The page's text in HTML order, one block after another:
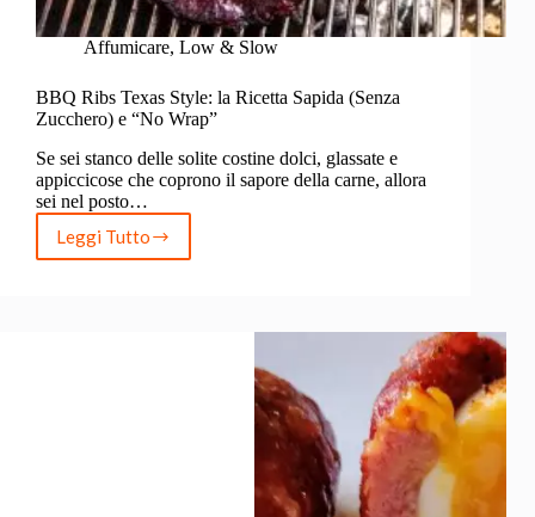
Affumicare, Low & Slow
BBQ Ribs Texas Style: la Ricetta Sapida (Senza
Zucchero) e “No Wrap”
Se sei stanco delle solite costine dolci, glassate e
appiccicose che coprono il sapore della carne, allora
sei nel posto…
Leggi Tutto
BBQ
Ribs